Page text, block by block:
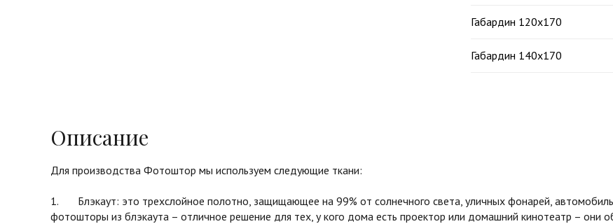
Габардин 120х170
Габардин 140х170
Описание
Для производства Фотоштор мы используем следующие ткани:
1. Блэкаут: это трехслойное полотно, защищающее на 99% от солнечного света, уличных фонарей,
фотошторы из блэкаута – отличное решение для тех, у кого дома есть проектор или домашний кинотеатр – они